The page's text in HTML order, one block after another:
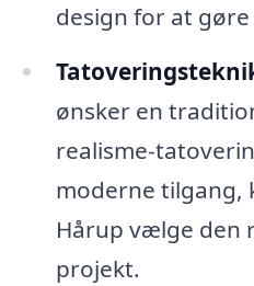
design for at
ønsker en
realisme-
moderne tilgang,
Hårup vælge den
projekt.